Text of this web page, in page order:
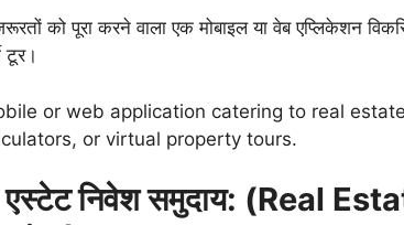
को पूरा करने वाला एक मोबाइल या वेब एप्लिकेशन
टूर।
or web application catering to real
or virtual property tours.
एस्टेट निवेश समुदाय: (Real